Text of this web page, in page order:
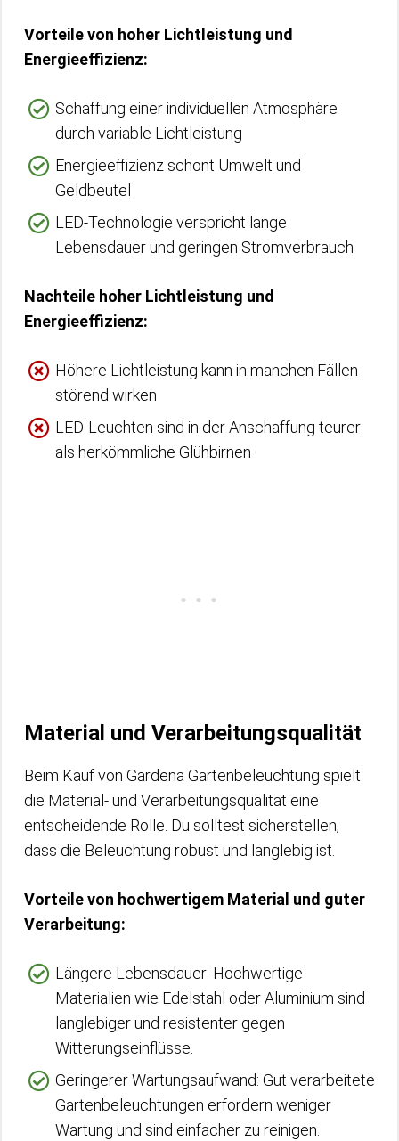
Vorteile von hoher Lichtleistung und
Energieeffizienz:
Schaffung einer individuellen Atmosphäre
durch variable Lichtleistung
Energieeffizienz schont Umwelt und
Geldbeutel
LED-Technologie verspricht lange
Lebensdauer und geringen Stromverbrauch
Nachteile hoher Lichtleistung und
Energieeffizienz:
Höhere Lichtleistung kann in manchen Fällen
störend wirken
LED-Leuchten sind in der Anschaffung teurer
als herkömmliche Glühbirnen
Material und Verarbeitungsqualität
Beim Kauf von Gardena Gartenbeleuchtung spielt
die Material- und Verarbeitungsqualität eine
entscheidende Rolle. Du solltest sicherstellen,
dass die Beleuchtung robust und langlebig ist.
Vorteile von hochwertigem Material und guter
Verarbeitung:
Längere Lebensdauer: Hochwertige
Materialien wie Edelstahl oder Aluminium sind
langlebiger und resistenter gegen
Witterungseinflüsse.
Geringerer Wartungsaufwand: Gut verarbeitete
Gartenbeleuchtungen erfordern weniger
Wartung und sind einfacher zu reinigen.